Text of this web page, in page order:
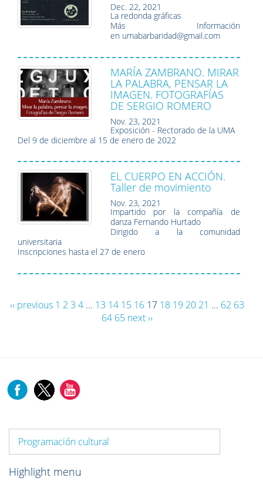
Dec. 22, 2021
La redonda gráficas
Más Información
en umabarbaridad@gmail.com
MARÍA ZAMBRANO. MIRAR
LA PALABRA, PENSAR LA
IMAGEN. FOTOGRAFÍAS
DE SERGIO ROMERO
Nov. 23, 2021
Exposición - Rectorado de la UMA
Del 9 de diciembre al 15 de enero de 2022
EL CUERPO EN ACCIÓN.
Taller de movimiento
Nov. 23, 2021
Impartido por la compañía de
danza Fernando Hurtado
Dirigido a la comunidad
universitaria
Inscripciones hasta el 27 de enero
‹‹ previous 1 2 3 4... 13 14 15 16 17 18 19 20 21 ... 62 63
64 65 next ››
Programación cultural
Highlight menu